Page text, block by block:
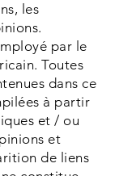
les
par le
Toutes
dans ce
à partir
et / ou
et
de liens